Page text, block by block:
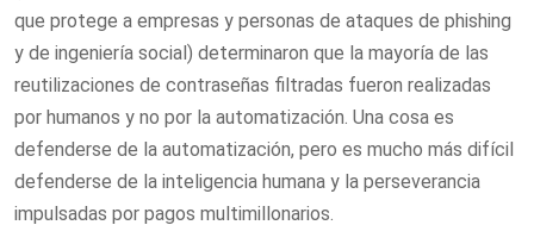
que protege a empresas y personas de ataques de phishing
y de ingeniería social) determinaron que la mayoría de las
reutilizaciones de contraseñas filtradas fueron realizadas
por humanos y no por la automatización. Una cosa es
defenderse de la automatización, pero es mucho más difícil
defenderse de la inteligencia humana y la perseverancia
impulsadas por pagos multimillonarios.